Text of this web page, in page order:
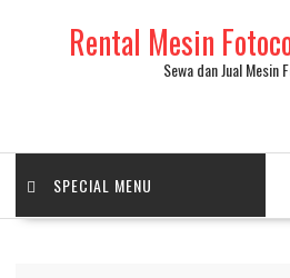
Rental Mesin
Sewa dan Jual Mesin
SPECIAL MENU